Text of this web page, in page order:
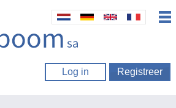
Log in Registreer